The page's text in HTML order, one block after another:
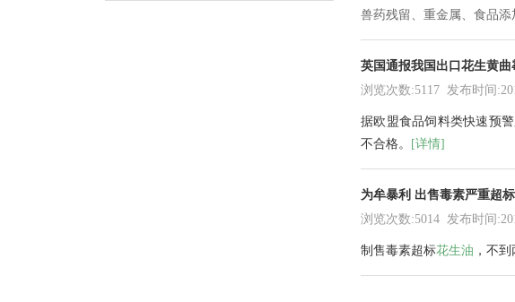
兽药残留、重金属、食品添
英国通报我国出口花生黄曲
浏览次数:5117 发布时间
据欧盟食品饲料类快速预
不合格。
[详情]
为牟暴利 出售毒素严重超
浏览次数:5014 发布时间
制售毒素超标花生油 ， 不到